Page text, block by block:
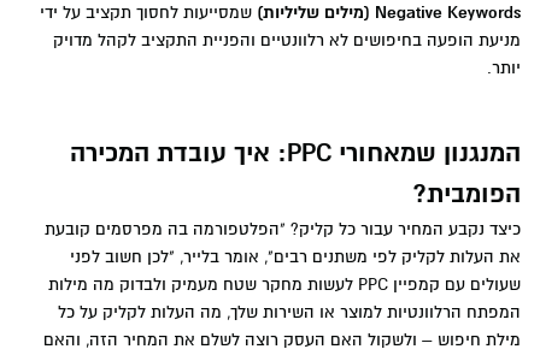
Negative Keywords (מילים שליליות)
שמסייעות לחסוך תקציב על ידי
מניעת הופעה בחיפושים לא רלוונטיים והפניית התקציב לקהל מדויק
יותר.
המנגנון שמאחורי PPC: איך עובדת המכירה
הפומבית?
כיצד נקבע המחיר עבור כל קליק? "הפלטפורמה בה מפרסמים קובעת
את העלות לקליק לפי משתנים רבים", אומר בלייר, "לכן חשוב לפני
שעולים עם קמפיין PPC לעשות מחקר שטח מעמיק ולבדוק מה מילות
המפתח הרלוונטיות למוצר או השירות שלך, מה העלות לקליק על כל
מילת חיפוש – ולשקול האם העסק רוצה לשלם את המחיר הזה, והאם